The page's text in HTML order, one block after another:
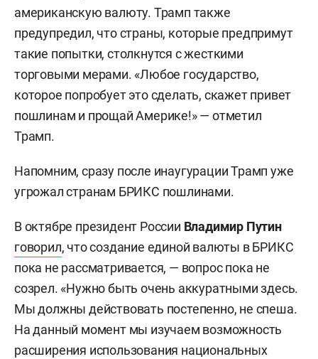
американскую валюту. Трамп также
предупредил, что страны, которые предпримут
такие попытки, столкнутся с жесткими
торговыми мерами. «Любое государство,
которое попробует это сделать, скажет привет
пошлинам и прощай Америке!» — отметил
Трамп.
Напомним, сразу после инаугурации Трамп уже
угрожал странам БРИКС пошлинами.
В октябре президент России Владимир Путин
говорил, что создание единой валюты в БРИКС
пока не рассматривается, — вопрос пока не
созрел. «Нужно быть очень аккуратными здесь.
Мы должны действовать постепенно, не спеша.
На данный момент мы изучаем возможность
расширения использования национальных